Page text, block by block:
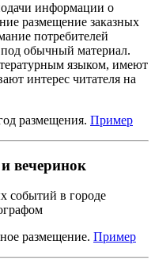
информации о
размещение заказных
потребителей
под обычный материал.
языком, имеют
интерес читателя на
размещения. Пример
вечеринок
событий в городе
размещение. Пример